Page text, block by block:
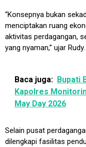
“Konsepnya bukan
menciptakan ruang
aktivitas perdagangan,
yang nyaman,” ujar Rudy.
Baca juga: Bupati
Kapolres
May Day 2026
Selain pusat
dilengkapi fasilitas